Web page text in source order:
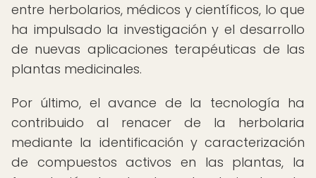
entre herbolarios, médicos y científicos, lo que
ha impulsado la investigación y el desarrollo
de nuevas aplicaciones terapéuticas de las
plantas medicinales.
Por último, el avance de la tecnología ha
contribuido al renacer de la herbolaria
mediante la identificación y caracterización
de compuestos activos en las plantas, la